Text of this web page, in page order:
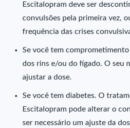
Escitalopram deve ser
convulsões pela primeira vez,
frequência das crises
Se você tem
dos rins e/ou do fígado. O seu
ajustar a dose.
Se você tem diabetes. O
Escitalopram pode alterar o
ser necessário um ajuste da